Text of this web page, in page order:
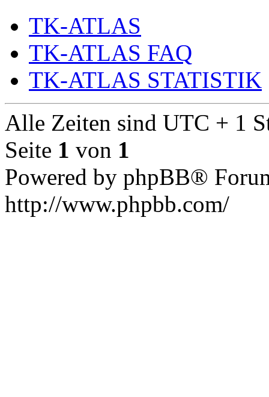
TK-ATLAS
TK-ATLAS FAQ
TK-ATLAS STATISTIK
Alle Zeiten sind UTC + 1
Seite 1 von 1
Powered by phpBB®
http://www.phpbb.com/